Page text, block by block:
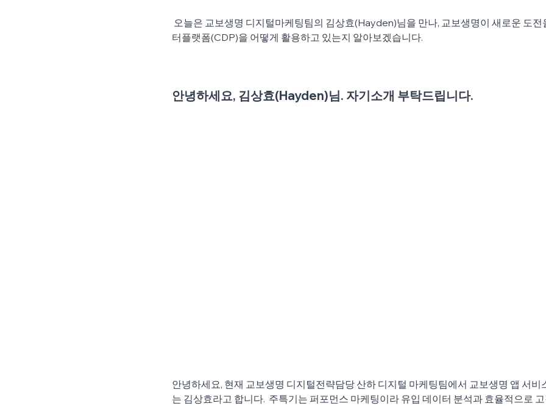
터플랫폼(CDP)을 어떻게 활용하고 있는지 알아보겠습니다.
안녕하세요, 김상효(Hayden)님. 자기소개 부탁드립니다.
안녕하세요, 현재 교보생명 디지털전략담당 산하 디지털 마케팅팀에서 교보생명 앱 서비
는 김상효라고 합니다.  주특기는 퍼포먼스 마케팅이라 유입 데이터 분석과 효율적으로